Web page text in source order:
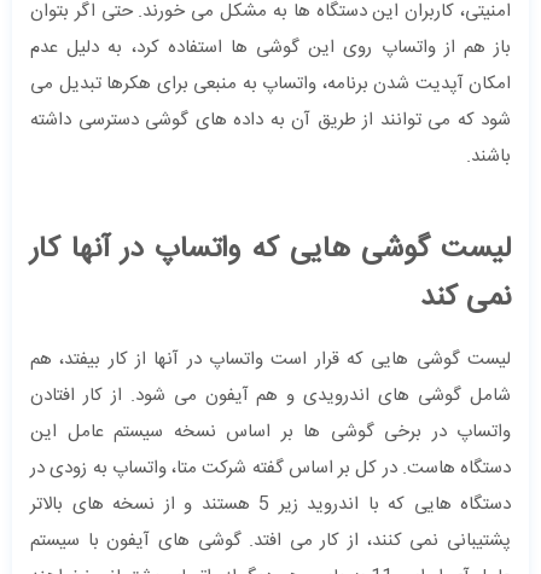
امنیتی، کاربران این دستگاه ها به مشکل می خورند. حتی اگر بتوان
باز هم از واتساپ روی این گوشی ها استفاده کرد، به دلیل عدم
امکان آپدیت شدن برنامه، واتساپ به منبعی برای هکرها تبدیل می
شود که می توانند از طریق آن به داده های گوشی دسترسی داشته
باشند.
لیست گوشی هایی که واتساپ در آنها کار
نمی کند
لیست گوشی هایی که قرار است واتساپ در آنها از کار بیفتد، هم
شامل گوشی های اندرویدی و هم آیفون می شود. از کار افتادن
واتساپ در برخی گوشی ها بر اساس نسخه سیستم عامل این
دستگاه هاست. در کل بر اساس گفته شرکت متا، واتساپ به زودی در
دستگاه هایی که با اندروید زیر 5 هستند و از نسخه های بالاتر
پشتیبانی نمی کنند، از کار می افتد. گوشی های آیفون با سیستم